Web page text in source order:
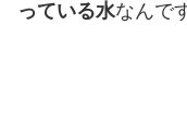
っている水なんで